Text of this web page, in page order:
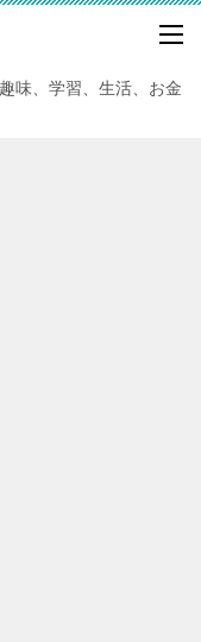
味、学習、生活、お金